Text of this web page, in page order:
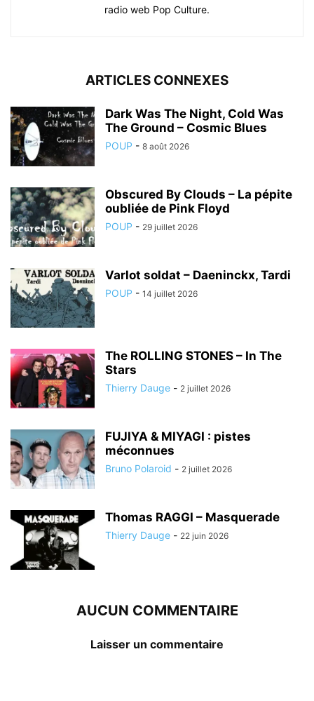
radio web Pop Culture.
ARTICLES CONNEXES
Dark Was The Night, Cold Was
The Ground – Cosmic Blues
POUP - 8 août 2026
Obscured By Clouds – La pépite
oubliée de Pink Floyd
POUP - 29 juillet 2026
Varlot soldat – Daeninckx, Tardi
POUP - 14 juillet 2026
The ROLLING STONES – In The
Stars
Thierry Dauge - 2 juillet 2026
FUJIYA & MIYAGI : pistes
méconnues
Bruno Polaroid - 2 juillet 2026
Thomas RAGGI – Masquerade
Thierry Dauge - 22 juin 2026
AUCUN COMMENTAIRE
Laisser un commentaire